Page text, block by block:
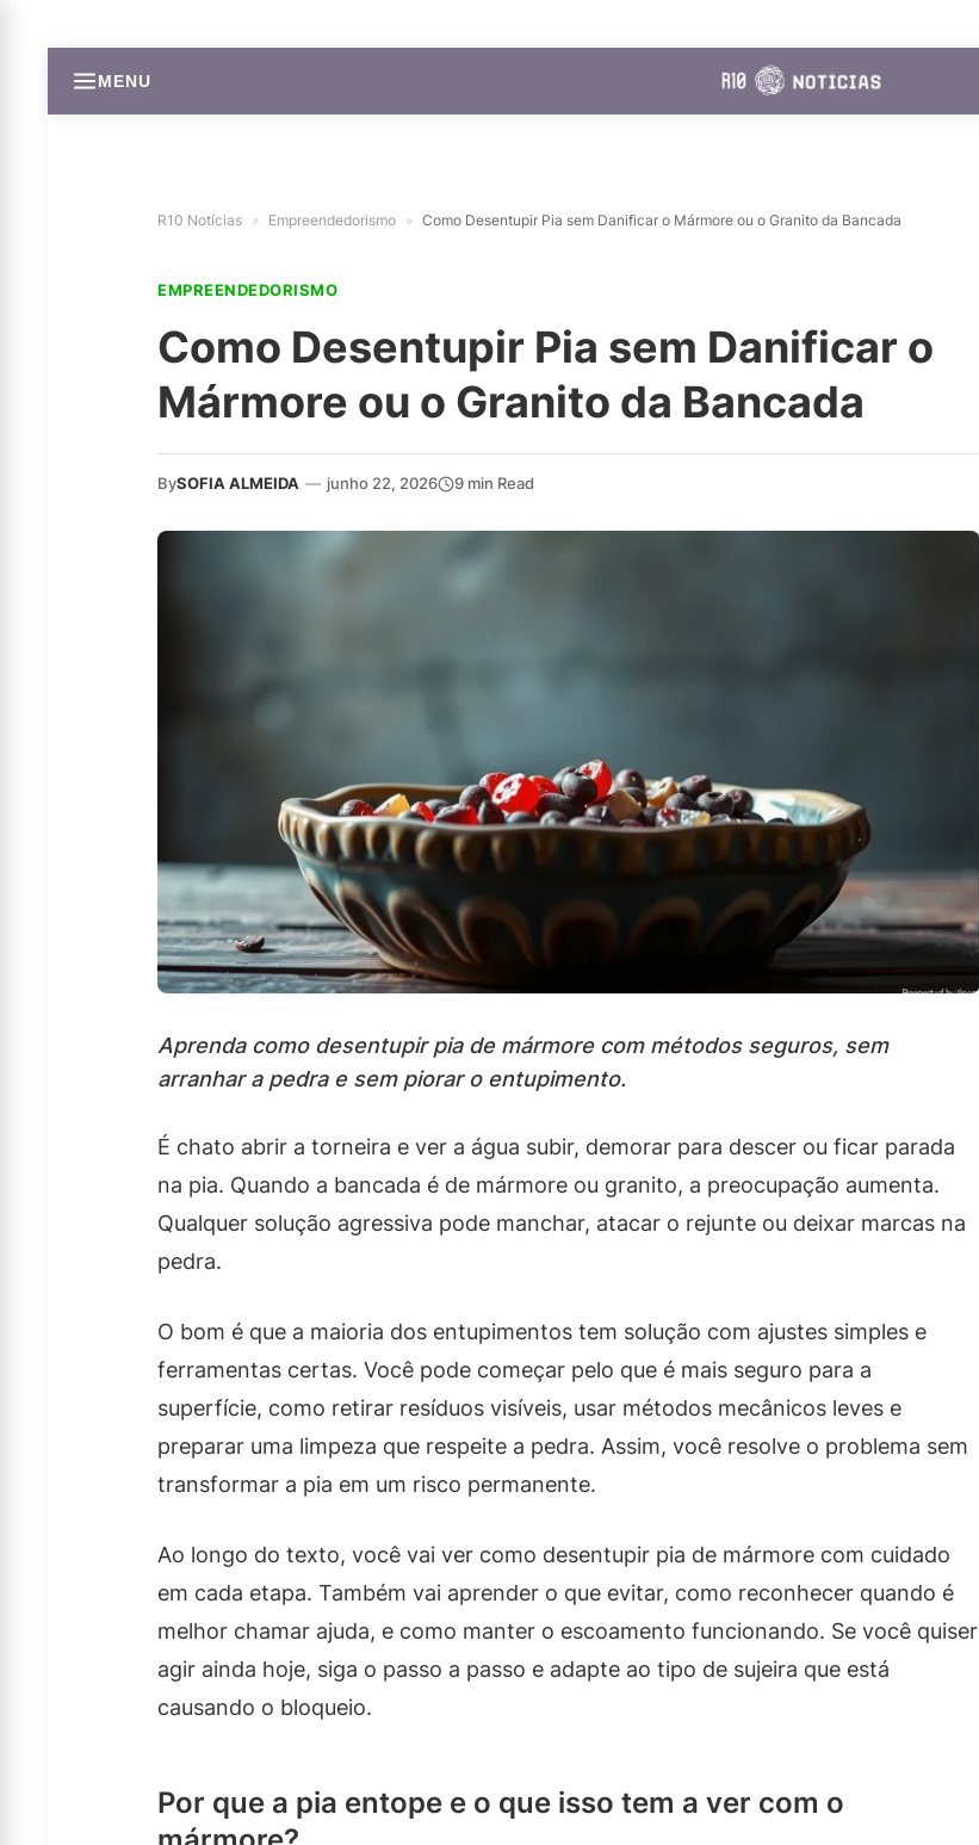
MENU
R10 Notícias » Empreendedorismo » Como Desentupir Pia sem Danificar o Mármore ou o Granito da Bancada
EMPREENDEDORISMO
Como Desentupir Pia sem Danificar o
Mármore ou o Granito da Bancada
BySOFIA ALMEIDA — junho 22, 2026 9 min Read
Aprenda como desentupir pia de mármore com métodos seguros, sem
arranhar a pedra e sem piorar o entupimento.
É chato abrir a torneira e ver a água subir, demorar para descer ou ficar parada
na pia. Quando a bancada é de mármore ou granito, a preocupação aumenta.
Qualquer solução agressiva pode manchar, atacar o rejunte ou deixar marcas na
pedra.
O bom é que a maioria dos entupimentos tem solução com ajustes simples e
ferramentas certas. Você pode começar pelo que é mais seguro para a
superfície, como retirar resíduos visíveis, usar métodos mecânicos leves e
preparar uma limpeza que respeite a pedra. Assim, você resolve o problema sem
transformar a pia em um risco permanente.
Ao longo do texto, você vai ver como desentupir pia de mármore com cuidado
em cada etapa. Também vai aprender o que evitar, como reconhecer quando é
melhor chamar ajuda, e como manter o escoamento funcionando. Se você quiser
agir ainda hoje, siga o passo a passo e adapte ao tipo de sujeira que está
causando o bloqueio.
Por que a pia entope e o que isso tem a ver com o